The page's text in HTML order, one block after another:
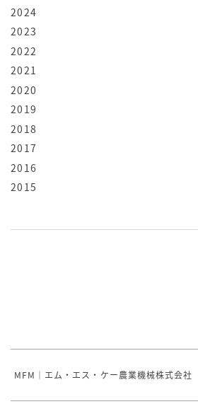
2024
2023
2022
2021
2020
2019
2018
2017
2016
2015
MFM｜エム・エス・ケー農業機械株式会社